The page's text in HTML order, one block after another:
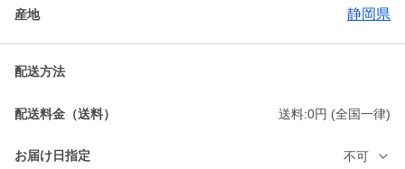
産地 静岡県
配送方法
配送料金（送料） 送料:0円 (全国一律)
お届け日指定 不可